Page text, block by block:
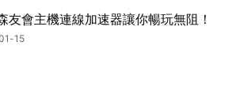
友會主機連線加速器讓你暢玩無阻！
15